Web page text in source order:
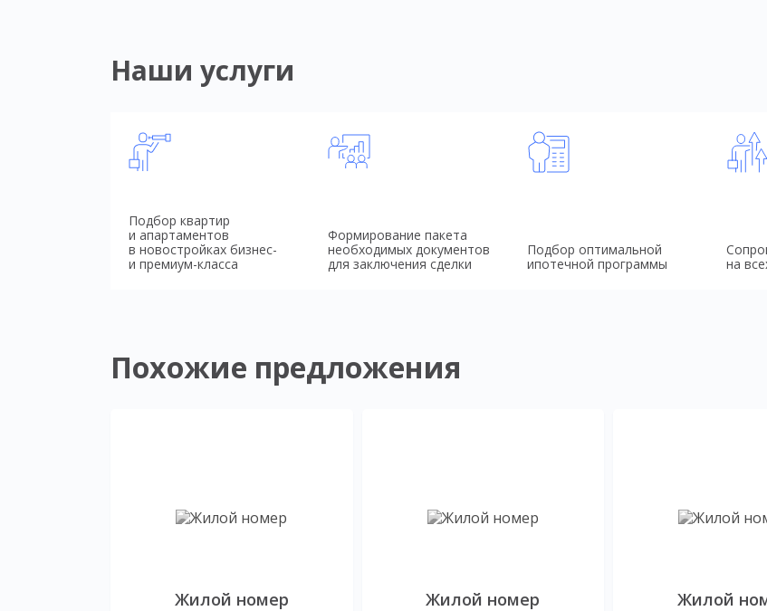
Наши услуги
Подбор квартир
и апартаментов
в новостройках бизнес-
и премиум-класса
Формирование пакета
необходимых документов
для заключения сделки
Подбор оптимальной
ипотечной программы
на
Похожие предложения
Жилой номер Жилой номер Жилой